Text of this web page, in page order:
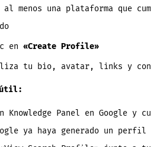
al menos una plataforma que
en «Create Profile»
tu bio, avatar, links y
útil:
Knowledge Panel en Google y
ya haya generado un perfil